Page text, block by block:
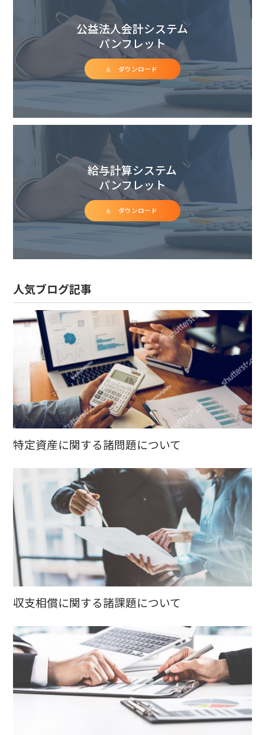
公益法人会計システム
パンフレット
ダウンロード
給与計算システム
パンフレット
ダウンロード
人気ブログ記事
特定資産に関する諸問題について
収支相償に関する諸課題について